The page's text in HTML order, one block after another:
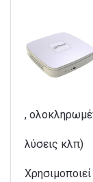
,
λύσεις κλπ)